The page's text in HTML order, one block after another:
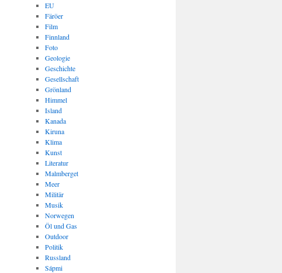
EU
Färöer
Film
Finnland
Foto
Geologie
Geschichte
Gesellschaft
Grönland
Himmel
Island
Kanada
Kiruna
Klima
Kunst
Literatur
Malmberget
Meer
Militär
Musik
Norwegen
Öl und Gas
Outdoor
Politik
Russland
Sápmi